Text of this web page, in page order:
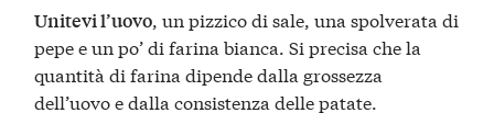
Unitevi l’uovo, un pizzico di sale, una spolverata di
pepe e un po’ di farina bianca. Si precisa che la
quantità di farina dipende dalla grossezza
dell’uovo e dalla consistenza delle patate.